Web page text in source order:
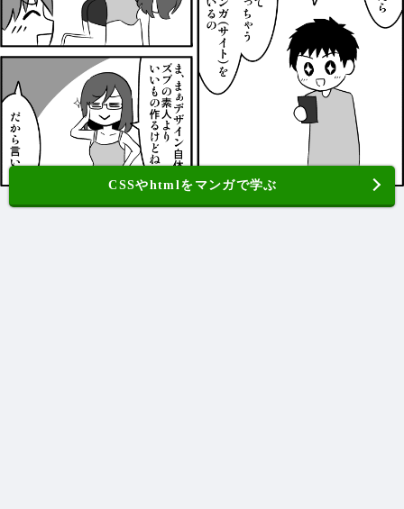
CSSやhtmlをマンガで学ぶ